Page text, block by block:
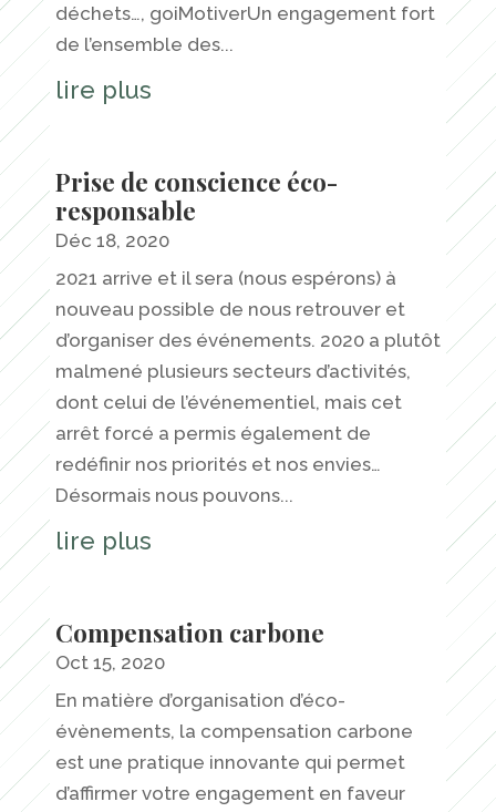
déchets…, goiMotiverUn engagement fort
de l’ensemble des...
lire plus
Prise de conscience éco-
responsable
Déc 18, 2020
2021 arrive et il sera (nous espérons) à
nouveau possible de nous retrouver et
d’organiser des événements. 2020 a plutôt
malmené plusieurs secteurs d’activités,
dont celui de l’événementiel, mais cet
arrêt forcé a permis également de
redéfinir nos priorités et nos envies…
Désormais nous pouvons...
lire plus
Compensation carbone
Oct 15, 2020
En matière d’organisation d’éco-
évènements, la compensation carbone
est une pratique innovante qui permet
d’affirmer votre engagement en faveur